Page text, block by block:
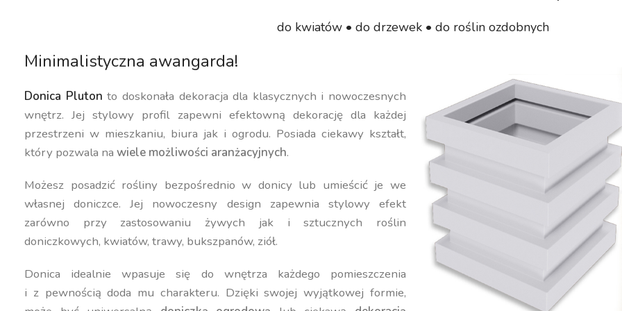
do kwiatów • do drzewek • do roślin ozdobnych
Minimalistyczna awangarda!
Donica Plutonto doskonała dekoracja dla klasycznych i nowoczesnych
wnętrz. Jej stylowy profil zapewni efektowną dekorację dla każdej
przestrzeni w mieszkaniu, biura jak i ogrodu. Posiada ciekawy kształt,
który pozwala nawiele możliwości aranżacyjnych.
Możesz posadzić rośliny bezpośrednio w donicy lub umieścić je we
własnej doniczce. Jej nowoczesny design zapewnia stylowy efekt
zarówno przy zastosowaniu żywych jak i sztucznych roślin
doniczkowych, kwiatów, trawy, bukszpanów, ziół.
Donica idealnie wpasuje się do wnętrza każdego pomieszczenia
i z pewnością doda mu charakteru. Dzięki swojej wyjątkowej formie,